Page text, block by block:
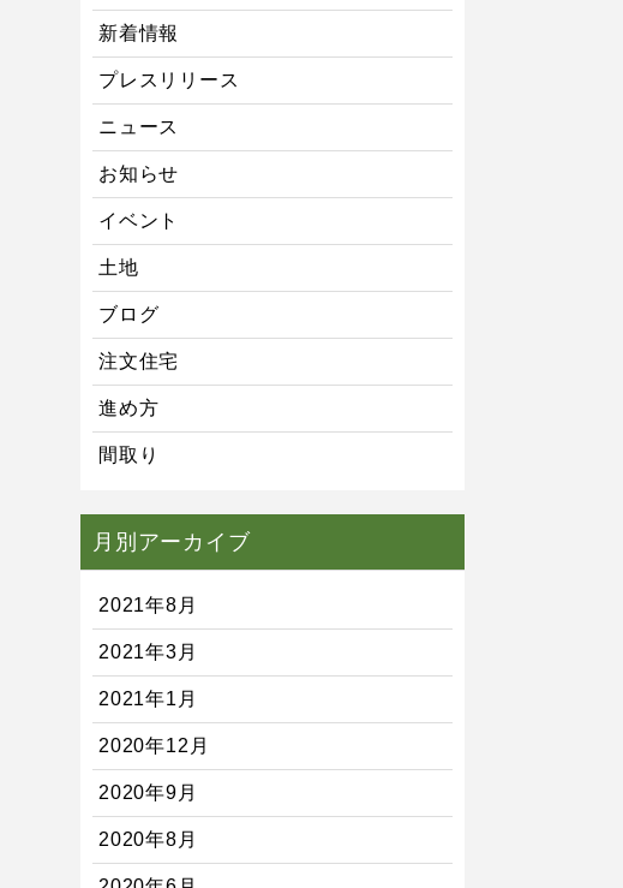
新着情報
プレスリリース
ニュース
お知らせ
イベント
土地
ブログ
注文住宅
進め方
間取り
月別アーカイブ
2021年8月
2021年3月
2021年1月
2020年12月
2020年9月
2020年8月